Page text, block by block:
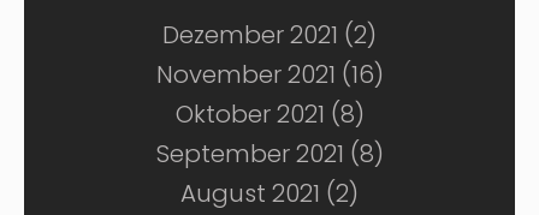
Dezember 2021 (2)
November 2021 (16)
Oktober 2021 (8)
September 2021 (8)
August 2021 (2)